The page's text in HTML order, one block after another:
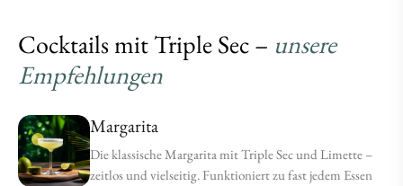
Cocktails mit Triple Sec – unsere
Empfehlungen
Margarita
Die klassische Margarita mit Triple Sec und Limette –
zeitlos und vielseitig. Funktioniert zu fast jedem Essen